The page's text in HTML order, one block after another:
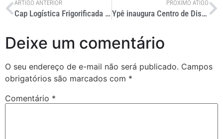
ARTIGO ANTERIOR
Cap Logística Frigorificada oferece serviço de transporte de cargas
PRÓXIMO ATIGO
Ypê inaugura Centro de Distribuição 4.0
Deixe um comentário
O seu endereço de e-mail não será publicado. Campos
obrigatórios são marcados com *
Comentário *